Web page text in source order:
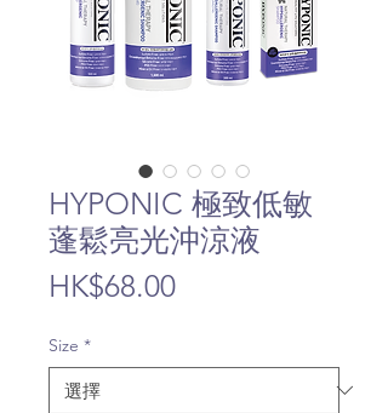
HYPONIC 極致低敏
蓬鬆亮光沖涼液
HK$68.00價
Size *